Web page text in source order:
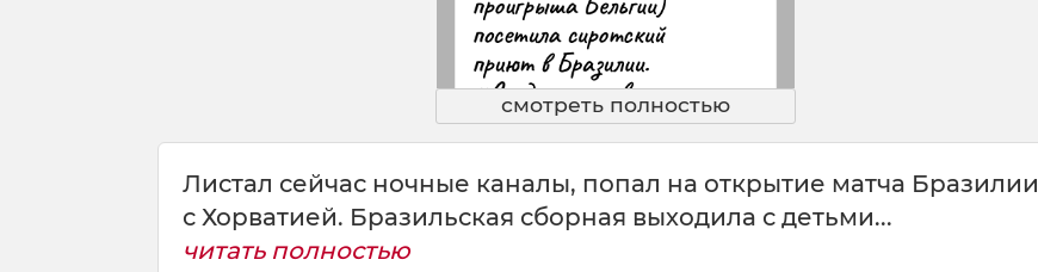
смотреть полностью
Листал сейчас ночные каналы, попал на открытие матча Бразилии
с Хорватией. Бразильская сборная выходила с детьми...
читать полностью